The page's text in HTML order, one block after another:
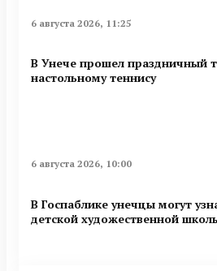
6 августа 2026, 11:25
В Унече прошел праздничный
настольному теннису
6 августа 2026, 10:00
В Госпаблике унечцы могут
детской художественной